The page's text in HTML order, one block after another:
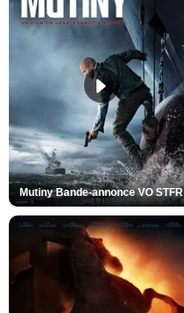
Mutiny Bande-annonce VO STFR